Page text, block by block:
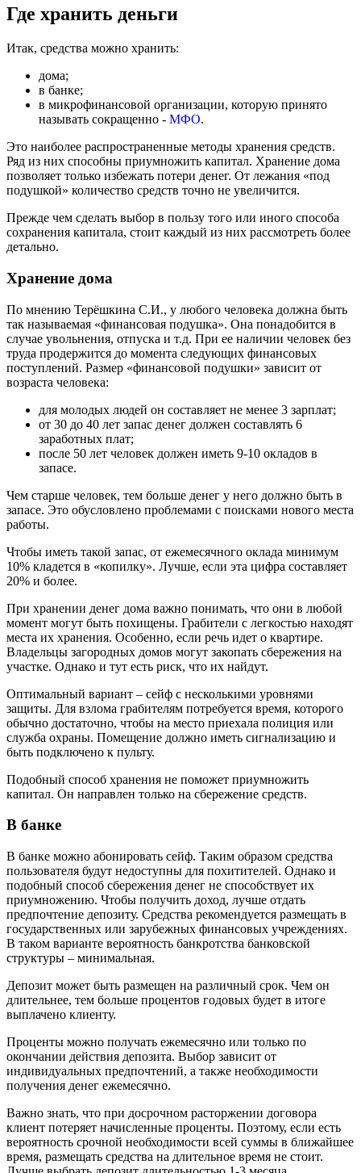
Где хранить деньги
Итак, средства можно хранить:
дома;
в банке;
в микрофинансовой организации, которую принято
называть сокращенно - МФО.
Это наиболее распространенные методы хранения средств.
Ряд из них способны приумножить капитал. Хранение дома
позволяет только избежать потери денег. От лежания «под
подушкой» количество средств точно не увеличится.
Прежде чем сделать выбор в пользу того или иного способа
сохранения капитала, стоит каждый из них рассмотреть более
детально.
Хранение дома
По мнению Терёшкина С.И., у любого человека должна быть
так называемая «финансовая подушка». Она понадобится в
случае увольнения, отпуска и т.д. При ее наличии человек без
труда продержится до момента следующих финансовых
поступлений. Размер «финансовой подушки» зависит от
возраста человека:
для молодых людей он составляет не менее 3 зарплат;
от 30 до 40 лет запас денег должен составлять 6
заработных плат;
после 50 лет человек должен иметь 9-10 окладов в
запасе.
Чем старше человек, тем больше денег у него должно быть в
запасе. Это обусловлено проблемами с поисками нового места
работы.
Чтобы иметь такой запас, от ежемесячного оклада минимум
10% кладется в «копилку». Лучше, если эта цифра составляет
20% и более.
При хранении денег дома важно понимать, что они в любой
момент могут быть похищены. Грабители с легкостью находят
места их хранения. Особенно, если речь идет о квартире.
Владельцы загородных домов могут закопать сбережения на
участке. Однако и тут есть риск, что их найдут.
Оптимальный вариант – сейф с несколькими уровнями
защиты. Для взлома грабителям потребуется время, которого
обычно достаточно, чтобы на место приехала полиция или
служба охраны. Помещение должно иметь сигнализацию и
быть подключено к пульту.
Подобный способ хранения не поможет приумножить
капитал. Он направлен только на сбережение средств.
В банке
В банке можно абонировать сейф. Таким образом средства
пользователя будут недоступны для похитителей. Однако и
подобный способ сбережения денег не способствует их
приумножению. Чтобы получить доход, лучше отдать
предпочтение депозиту. Средства рекомендуется размещать в
государственных или зарубежных финансовых учреждениях.
В таком варианте вероятность банкротства банковской
структуры – минимальная.
Депозит может быть размещен на различный срок. Чем он
длительнее, тем больше процентов годовых будет в итоге
выплачено клиенту.
Проценты можно получать ежемесячно или только по
окончании действия депозита. Выбор зависит от
индивидуальных предпочтений, а также необходимости
получения денег ежемесячно.
Важно знать, что при досрочном расторжении договора
клиент потеряет начисленные проценты. Поэтому, если есть
вероятность срочной необходимости всей суммы в ближайшее
время, размещать средства на длительное время не стоит.